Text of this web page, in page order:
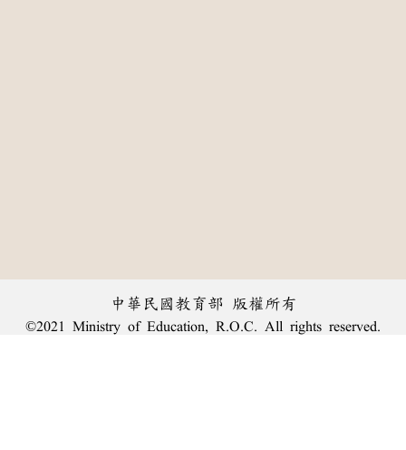
中華民國教育部 版權所有
©2021 Ministry of Education, R.O.C. All rights reserved.